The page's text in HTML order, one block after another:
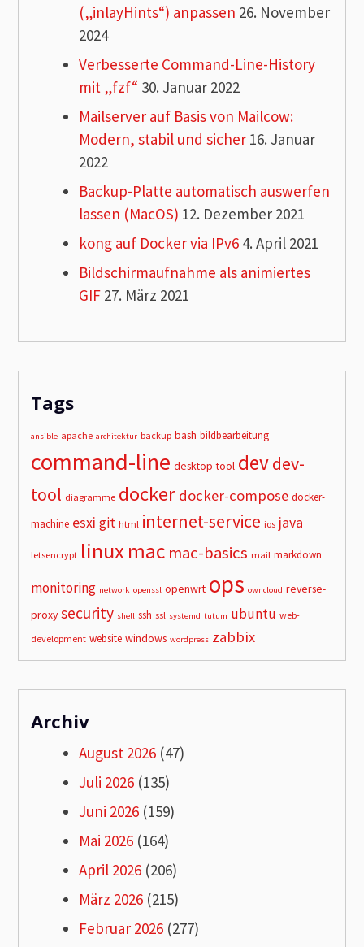
(„inlayHints“) anpassen 26. November
2024
Verbesserte Command-Line-History
mit „fzf“ 30. Januar 2022
Mailserver auf Basis von Mailcow:
Modern, stabil und sicher 16. Januar
2022
Backup-Platte automatisch auswerfen
lassen (MacOS) 12. Dezember 2021
kong auf Docker via IPv6 4. April 2021
Bildschirmaufnahme als animiertes
GIF 27. März 2021
Tags
ansible apache architektur backup bash bildbearbeitung
command-line desktop-tool devdev-
tool diagramme docker docker-compose docker-
machine esxi git html internet-service ios java
letsencrypt linuxmac mac-basics mail markdown
monitoring network openssl openwrt ops owncloud reverse-
proxy security shell ssh ssl systemd tutum ubuntu web-
development website windows wordpress zabbix
Archiv
August 2026 (47)
Juli 2026 (135)
Juni 2026 (159)
Mai 2026 (164)
April 2026 (206)
März 2026 (215)
Februar 2026 (277)